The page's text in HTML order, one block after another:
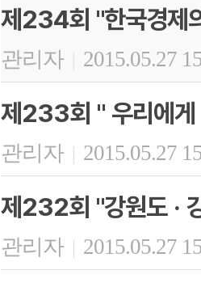
제234회 "한국경제
관리자 | 2015.05.27
제233회 " 우리에게
관리자 | 2015.05.27
제232회 "강원도 ·
관리자 | 2015.05.27